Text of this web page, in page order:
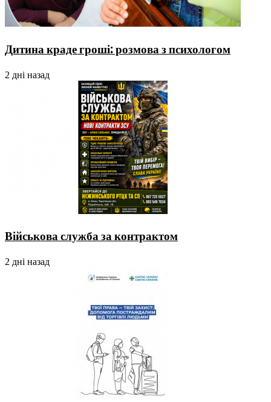
Дитина краде гроші: розмова з психологом
2 дні назад
Військова служба за контрактом
2 дні назад